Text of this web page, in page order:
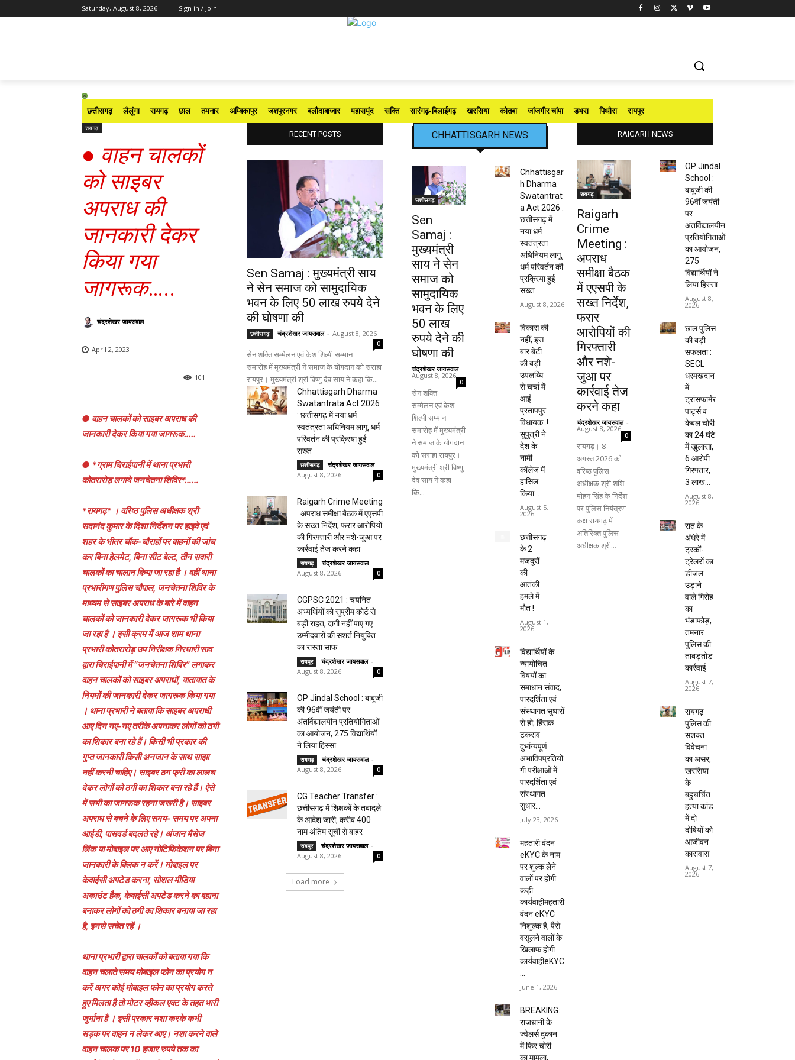
Saturday, August 8, 2026 Sign in / Join
छत्तीसगढ़ लैलूंगा रायगढ़ छाल तमनार अम्बिकापुर जशपुरनगर बलौदाबाजार महासमुंद सक्ति सारंगढ़-बिलाईगढ़ खरसिया कोतबा जांजगीर चांपा डभरा पिथौरा रायपुर
रायगढ़
● वाहन चालकों
को साइबर
अपराध की
जानकारी देकर
किया गया
जागरूक…..
चंद्रशेखर जायसवाल
April 2, 2023
101
● वाहन चालकों को साइबर अपराध की
जानकारी देकर किया गया जागरूक…..
● *ग्राम चिराईपानी में थाना प्रभारी
कोतरारोड़ लगाये जनचेतना शिविर*……
*रायगढ़* । वरिष्ठ पुलिस अधीक्षक श्री
सदानंद कुमार के दिशा निर्देशन पर हाइवे एवं
शहर के भीतर चौंक-चौराहों पर वाहनों की जांच
कर बिना हेलमेट, बिना सीट बेल्ट, तीन सवारी
चालकों का चालान किया जा रहा है । वहीं थाना
प्रभारीगण पुलिस चौपाल, जनचेतना शिविर के
माध्यम से साइबर अपराध के बारे में वाहन
चालकों को जानकारी देकर जागरूक भी किया
जा रहा है । इसी क्रम में आज शाम थाना
प्रभारी कोतरारोड़ उप निरीक्षक गिरधारी साव
द्वारा चिराईपानी में “जनचेतना शिविर” लगाकर
वाहन चालकों को साइबर अपराधों, यातायात के
नियमों की जानकारी देकर जागरूक किया गया
। थाना प्रभारी ने बताया कि साइबर अपराधी
आए दिन नए-नए तरीके अपनाकर लोगों को ठगी
का शिकार बना रहे हैं। किसी भी प्रकार की
गुप्त जानकारी किसी अनजान के साथ साझा
नहीं करनी चाहिए। साइबर ठग फ्री का लालच
देकर लोगों को ठगी का शिकार बना रहे हैं। ऐसे
में सभी का जागरूक रहना जरूरी है। साइबर
अपराध से बचने के लिए समय- समय पर अपना
आईडी, पासवर्ड बदलते रहे। अंजान मैसेज
लिंक या मोबाइल पर आए नोटिफिकेशन पर बिना
जानकारी के क्लिक न करें। मोबाइल पर
केवाईसी अपटेड करना, सोशल मीडिया
अकाउंट हैक, केवाईसी अपटेड करने का बहाना
बनाकर लोगों को ठगी का शिकार बनाया जा रहा
है, इनसे सचेत रहें ।
थाना प्रभारी द्वारा चालकों को बताया गया कि
वाहन चलाते समय मोबाइल फोन का प्रयोग न
करें अगर कोई मोबाइल फोन का प्रयोग करते
हुए मिलता है तो मोटर व्हीकल एक्ट के तहत भारी
जुर्माना है । इसी प्रकार नशा करके कभी
सड़क पर वाहन न लेकर आए। नशा करने वाले
वाहन चालक पर 10 हजार रुपये तक का
RECENT POSTS
Sen Samaj : मुख्यमंत्री साय
ने सेन समाज को सामुदायिक
भवन के लिए 50 लाख रुपये देने
की घोषणा की
छत्तीसगढ़ चंद्रशेखर जायसवाल - August 8, 2026
0
सेन शक्ति सम्मेलन एवं केश शिल्पी सम्मान
समारोह में मुख्यमंत्री ने समाज के योगदान को सराहा
रायपुर। मुख्यमंत्री श्री विष्णु देव साय ने कहा कि...
Chhattisgarh Dharma
Swatantrata Act 2026
: छत्तीसगढ़ में नया धर्म
स्वतंत्रता अधिनियम लागू, धर्म
परिवर्तन की प्रक्रिया हुई
सख्त
छत्तीसगढ़ चंद्रशेखर जायसवाल -
August 8, 2026
0
Raigarh Crime Meeting
: अपराध समीक्षा बैठक में एएसपी
के सख्त निर्देश, फरार आरोपियों
की गिरफ्तारी और नशे-जुआ पर
कार्रवाई तेज करने कहा
रायगढ़ चंद्रशेखर जायसवाल -
August 8, 2026
0
CGPSC 2021 : चयनित
अभ्यर्थियों को सुप्रीम कोर्ट से
बड़ी राहत, दागी नहीं पाए गए
उम्मीदवारों की सशर्त नियुक्ति
का रास्ता साफ
रायपुर चंद्रशेखर जायसवाल -
August 8, 2026
0
OP Jindal School : बाबूजी
की 96वीं जयंती पर
अंतर्विद्यालयीन प्रतियोगिताओं
का आयोजन, 275 विद्यार्थियों
ने लिया हिस्सा
रायगढ़ चंद्रशेखर जायसवाल -
August 8, 2026
0
CG Teacher Transfer :
छत्तीसगढ़ में शिक्षकों के तबादले
के आदेश जारी, करीब 400
नाम अंतिम सूची से बाहर
रायपुर चंद्रशेखर जायसवाल -
August 8, 2026
0
Load more
CHHATTISGARH NEWS
छत्तीसगढ़
Sen
Samaj :
मुख्यमंत्री
साय ने सेन
समाज को
सामुदायिक
भवन के लिए
50 लाख
रुपये देने की
घोषणा की
चंद्रशेखर जायसवाल -
August 8, 2026
0
सेन शक्ति
सम्मेलन एवं केश
शिल्पी सम्मान
समारोह में मुख्यमंत्री
ने समाज के योगदान
को सराहा रायपुर।
मुख्यमंत्री श्री विष्णु
देव साय ने कहा
कि...
Chhattisgar
h Dharma
Swatantrat
a Act 2026 :
छत्तीसगढ़ में
नया धर्म
स्वतंत्रता
अधिनियम लागू,
धर्म परिवर्तन की
प्रक्रिया हुई
सख्त
August 8, 2026
विकास की
नहीं, इस
बार बेटी
की बड़ी
उपलब्धि
से चर्चा में
आईं
प्रतापपुर
विधायक..!
सुपुत्री ने
देश के
नामी
कॉलेज में
हासिल
किया...
August 5,
2026
छत्तीसगढ़
के 2
मजदूरों
की
आतंकी
हमले में
मौत !
August 1,
2026
विद्यार्थियों के
न्यायोचित
विषयों का
समाधान संवाद,
पारदर्शिता एवं
संस्थागत सुधारों
से हो; हिंसक
टकराव
दुर्भाग्यपूर्ण :
अभाविपप्रतियो
गी परीक्षाओं में
पारदर्शिता एवं
संस्थागत
सुधार...
July 23, 2026
महतारी वंदन
eKYC के नाम
पर शुल्क लेने
वालों पर होगी
कड़ी
कार्यवाहीमहतारी
वंदन eKYC
निशुल्क है, पैसे
वसूलने वालों के
खिलाफ होगी
कार्यवाहीeKYC
June 1, 2026
BREAKING:
राजधानी के
ज्वेलर्स दुकान
में फिर चोरी
का मामला,
RAIGARH NEWS
रायगढ़
Raigarh
Crime
Meeting :
अपराध
समीक्षा बैठक
में एएसपी के
सख्त निर्देश,
फरार
आरोपियों की
गिरफ्तारी
और नशे-
जुआ पर
कार्रवाई तेज
करने कहा
चंद्रशेखर जायसवाल -
August 8, 2026
0
रायगढ़। 8
अगस्त 2026 को
वरिष्ठ पुलिस
अधीक्षक श्री शशि
मोहन सिंह के निर्देश
पर पुलिस नियंत्रण
कक्ष रायगढ़ में
अतिरिक्त पुलिस
अधीक्षक श्री...
OP Jindal
School :
बाबूजी की
96वीं जयंती
पर
अंतर्विद्यालयीन
प्रतियोगिताओं
का आयोजन,
275
विद्यार्थियों ने
लिया हिस्सा
August 8,
2026
छाल पुलिस
की बड़ी
सफलता :
SECL
धरमखदान
में
ट्रांसफार्मर
पार्ट्स व
केबल चोरी
का 24 घंटे
में खुलासा,
6 आरोपी
गिरफ्तार,
₹3 लाख...
August 8,
2026
रात के
अंधेरे में
ट्रकों-
ट्रेलरों का
डीजल
उड़ाने
वाले गिरोह
का
भंडाफोड़,
तमनार
पुलिस की
ताबड़तोड़
कार्रवाई
August 7,
2026
रायगढ़
पुलिस की
सशक्त
विवेचना
का असर,
खरसिया
के
बहुचर्चित
हत्या कांड
में दो
दोषियों को
आजीवन
कारावास
August 7,
2026